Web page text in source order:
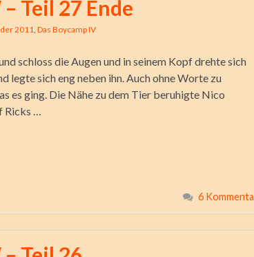
Teil 27 Ende
2011, Das Boycamp IV
schloss die Augen und in seinem Kopf drehte sich
legte sich eng neben ihn. Auch ohne Worte zu
es ging. Die Nähe zu dem Tier beruhigte Nico
Ricks …
6